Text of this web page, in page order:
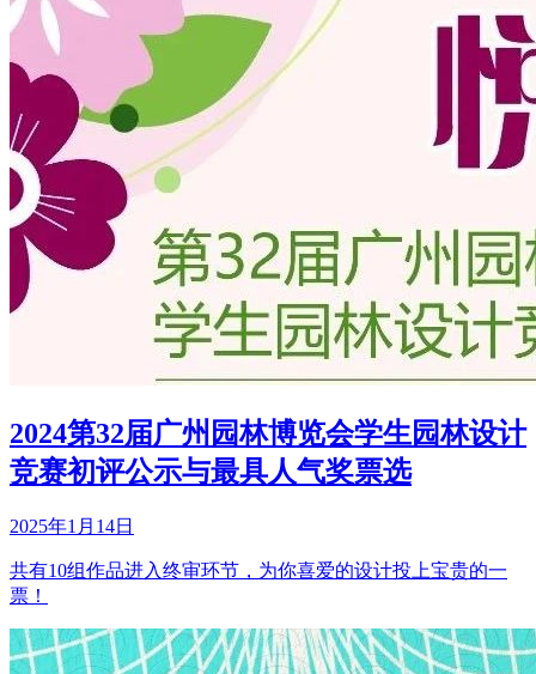
2024第32届广州园林博览会学生园林设计
竞赛初评公示与最具人气奖票选
2025年1月14日
共有10组作品进入终审环节，为你喜爱的设计投上宝贵的一
票！